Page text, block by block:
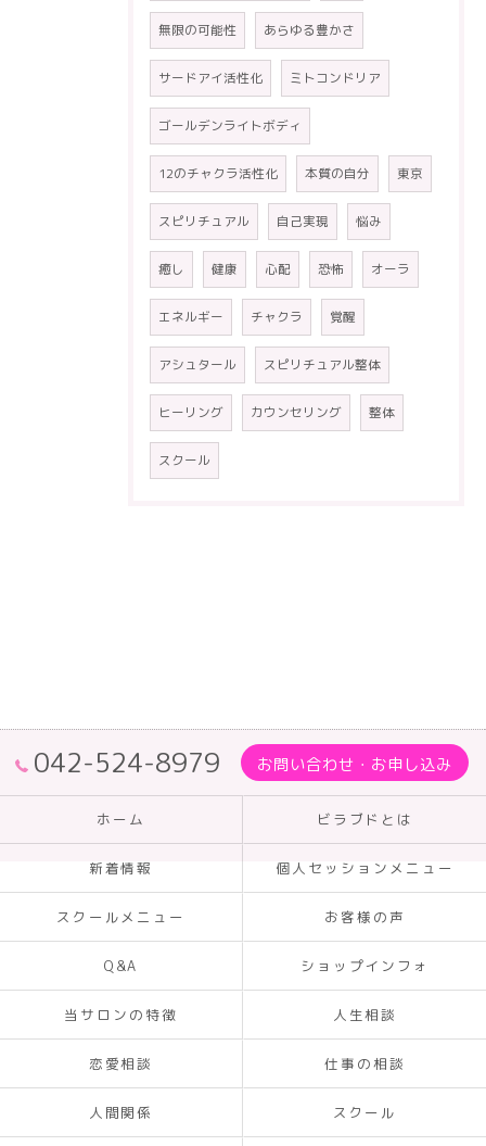
無限の可能性 あらゆる豊かさ
サードアイ活性化 ミトコンドリア
ゴールデンライトボディ
12のチャクラ活性化 本質の自分 東京
スピリチュアル 自己実現 悩み
癒し 健康 心配 恐怖 オーラ
エネルギー チャクラ 覚醒
アシュタール スピリチュアル整体
ヒーリング カウンセリング 整体
スクール
042-524-8979 お問い合わせ・お申し込み
ホーム ビラブドとは
新着情報 個人セッションメニュー
スクールメニュー お客様の声
Q&A ショップインフォ
当サロンの特徴 人生相談
恋愛相談 仕事の相談
人間関係 スクール